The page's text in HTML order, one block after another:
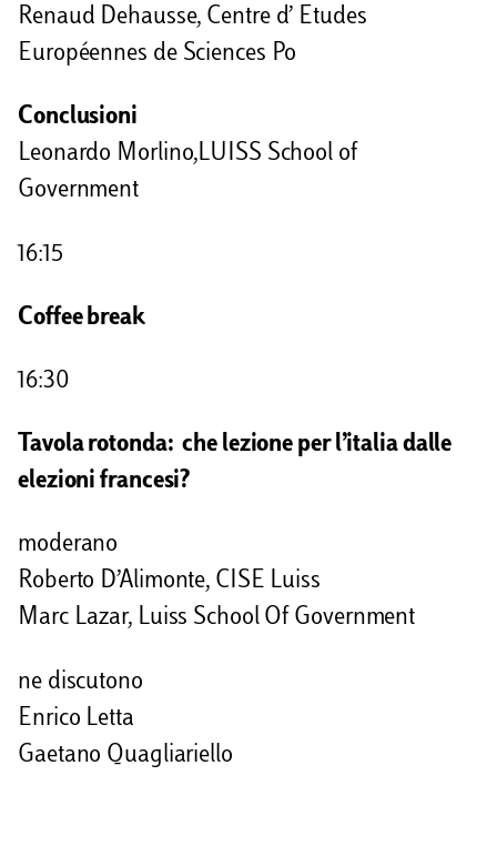
Renaud Dehausse, Centre d’ Etudes
Européennes de Sciences Po
Conclusioni
Leonardo Morlino,LUISS School of
Government
16:15
Coffee break
16:30
Tavola rotonda: che lezione per l’italia dalle
elezioni francesi?
moderano
Roberto D’Alimonte, CISE Luiss
Marc Lazar, Luiss School Of Government
ne discutono
Enrico Letta
Gaetano Quagliariello